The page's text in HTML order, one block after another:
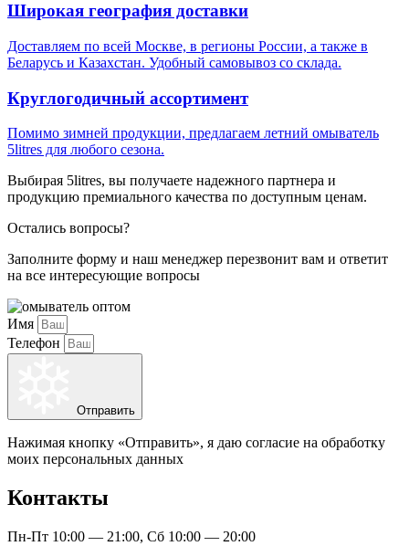
Широкая география доставки
Доставляем по всей Москве, в регионы России, а также в
Беларусь и Казахстан. Удобный самовывоз со склада.
Круглогодичный ассортимент
Помимо зимней продукции, предлагаем летний омыватель
5litres для любого сезона.
Выбирая 5litres, вы получаете надежного партнера и
продукцию премиального качества по доступным ценам.
Остались вопросы?
Заполните форму и наш менеджер перезвонит вам и ответит
на все интересующие вопросы
Имя
Телефон
Отправить
Нажимая кнопку «Отправить», я даю согласие на обработку
моих персональных данных
Контакты
Пн-Пт 10:00 — 21:00, Сб 10:00 — 20:00